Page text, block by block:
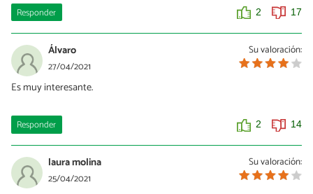
Responder 2 17
Su valoración:
Álvaro
27/04/2021
Es muy interesante.
Responder 2 14
Su valoración:
laura molina
25/04/2021